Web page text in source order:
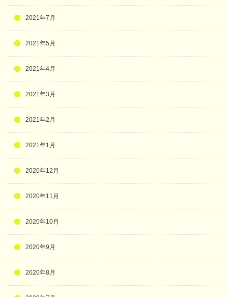
2021年7月
2021年5月
2021年4月
2021年3月
2021年2月
2021年1月
2020年12月
2020年11月
2020年10月
2020年9月
2020年8月